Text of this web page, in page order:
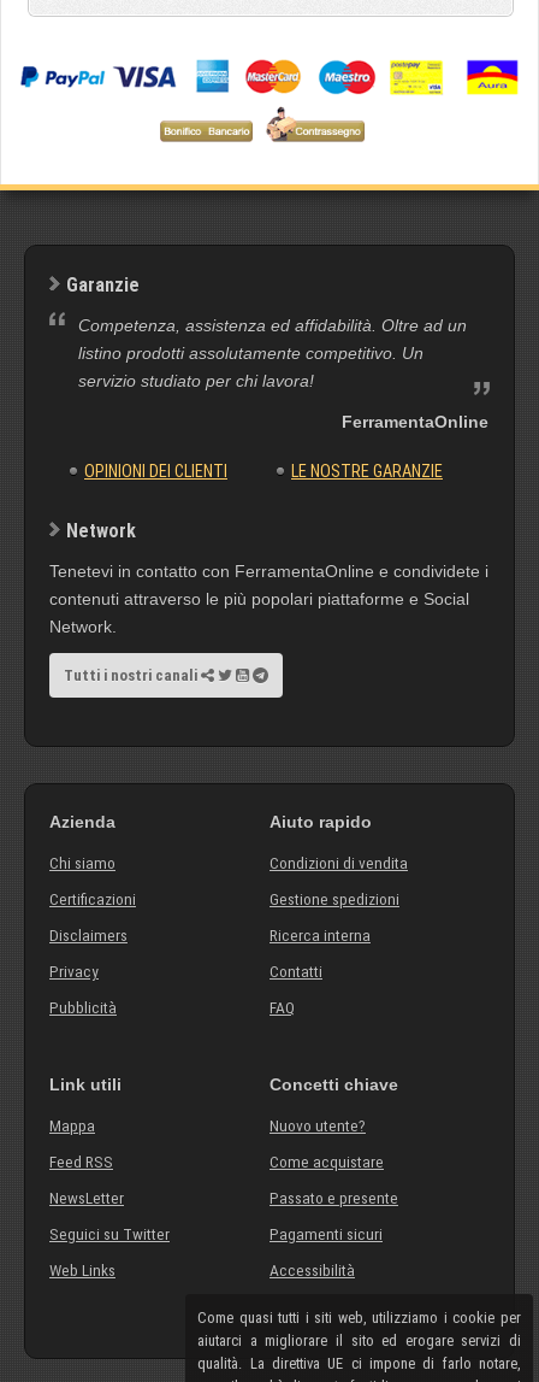
Come quasi tutti i siti web, utilizziamo i cookie per
aiutarci a migliorare il sito ed erogare servizi di
qualità. La direttiva UE ci impone di farlo notare,
Garanzie
Competenza, assistenza ed affidabilità. Oltre ad un
listino prodotti assolutamente competitivo. Un
servizio studiato per chi lavora!
FerramentaOnline
OPINIONI DEI CLIENTI LE NOSTRE GARANZIE
Network
Tenetevi in contatto con FerramentaOnline e condividete i
contenuti attraverso le più popolari piattaforme e Social
Network.
Tutti i nostri canali
Azienda
Chi siamo
Certificazioni
Disclaimers
Privacy
Pubblicità
Aiuto rapido
Condizioni di vendita
Gestione spedizioni
Ricerca interna
Contatti
FAQ
Link utili
Mappa
Feed RSS
NewsLetter
Seguici su Twitter
Web Links
Concetti chiave
Nuovo utente?
Come acquistare
Passato e presente
Pagamenti sicuri
Accessibilità